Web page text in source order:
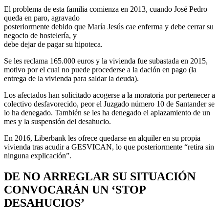
El problema de esta familia comienza en 2013, cuando José Pedro
queda en paro, agravado
posteriormente debido que María Jesús cae enferma y debe cerrar su
negocio de hostelería, y
debe dejar de pagar su hipoteca.
Se les reclama 165.000 euros y la vivienda fue subastada en 2015,
motivo por el cual no puede procederse a la dación en pago (la
entrega de la vivienda para saldar la deuda).
Los afectados han solicitado acogerse a la moratoria por pertenecer a
colectivo desfavorecido, peor el Juzgado número 10 de Santander se
lo ha denegado. También se les ha denegado el aplazamiento de un
mes y la suspensión del desahucio.
En 2016, Liberbank les ofrece quedarse en alquiler en su propia
vivienda tras acudir a GESVICAN, lo que posteriormente “retira sin
ninguna explicación”.
DE NO ARREGLAR SU SITUACIÓN
CONVOCARÁN UN ‘STOP
DESAHUCIOS’